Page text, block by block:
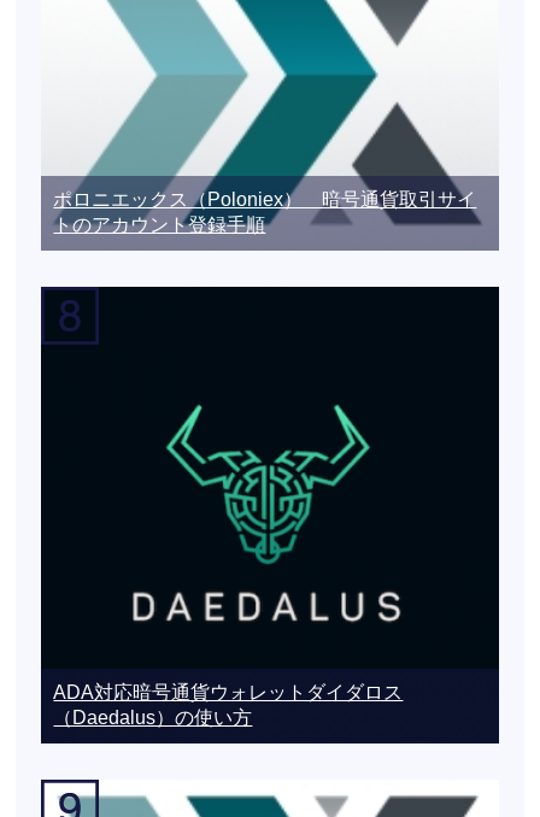
ポロニエックス（Poloniex） 暗号通貨取引サイ
トのアカウント登録手順
ADA対応暗号通貨ウォレットダイダロス
（Daedalus）の使い方